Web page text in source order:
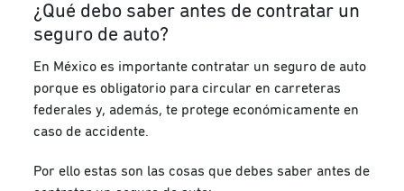
¿Qué debo saber antes de contratar un
seguro de auto?
En México es importante contratar un seguro de auto
porque es obligatorio para circular en carreteras
federales y, además, te protege económicamente en
caso de accidente.
Por ello estas son las cosas que debes saber antes de